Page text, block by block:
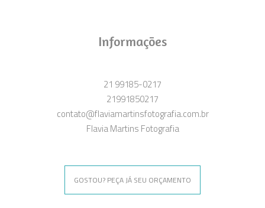
Informações
21 99185-0217
21991850217
contato@flaviamartinsfotografia.com.br
Flavia Martins Fotografia
GOSTOU? PEÇA JÁ SEU ORÇAMENTO